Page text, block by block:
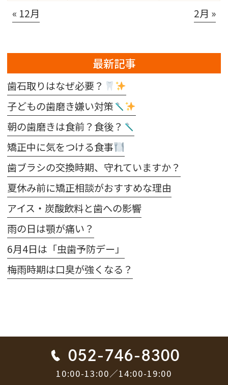
« 12月 2月 »
最新記事
歯石取りはなぜ必要？
子どもの歯磨き嫌い対策
朝の歯磨きは食前？食後？
矯正中に気をつける食事
歯ブラシの交換時期、守れていますか？
夏休み前に矯正相談がおすすめな理由
アイス・炭酸飲料と歯への影響
雨の日は顎が痛い？
6月4日は「虫歯予防デー」
梅雨時期は口臭が強くなる？
052-746-8300
10:00-13:00／14:00-19:00